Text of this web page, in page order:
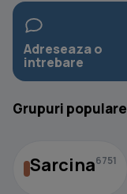
Adreseaza o
intrebare
Grupuri populare
Sarcina6751